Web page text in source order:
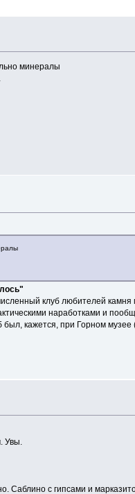
минералы
клуб любителей
наработками и
кажется, при Горном музее
Увы.
Саблино с гипсами и